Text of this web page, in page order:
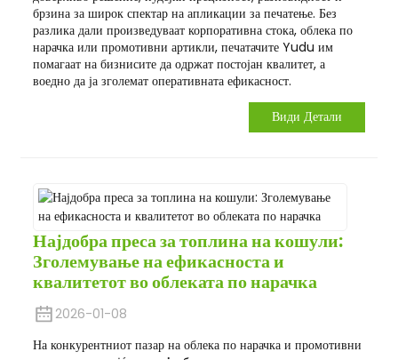
брзина за широк спектар на апликации за печатење. Без
разлика дали произведуваат корпоративна стока, облека по
нарачка или промотивни артикли, печатачите Yudu им
помагаат на бизнисите да одржат постојан квалитет, а
воедно да ја зголемат оперативната ефикасност.
Види Детали
Најдобра преса за топлина на кошули:
Зголемување на ефикасноста и
квалитетот во облеката по нарачка
2026-01-08
На конкурентниот пазар на облека по нарачка и промотивни